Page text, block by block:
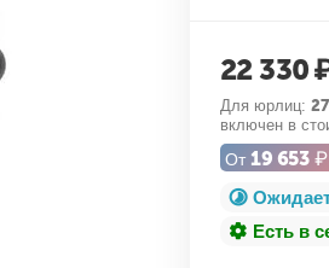
22 330
Для юрлиц:
включен в
От 19 653 ₽
Есть в